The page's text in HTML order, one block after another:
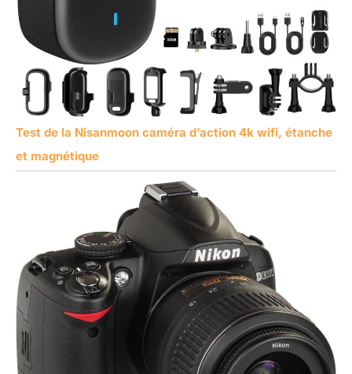
Test de la Nisanmoon caméra d’action 4k wifi, étanche
et magnétique